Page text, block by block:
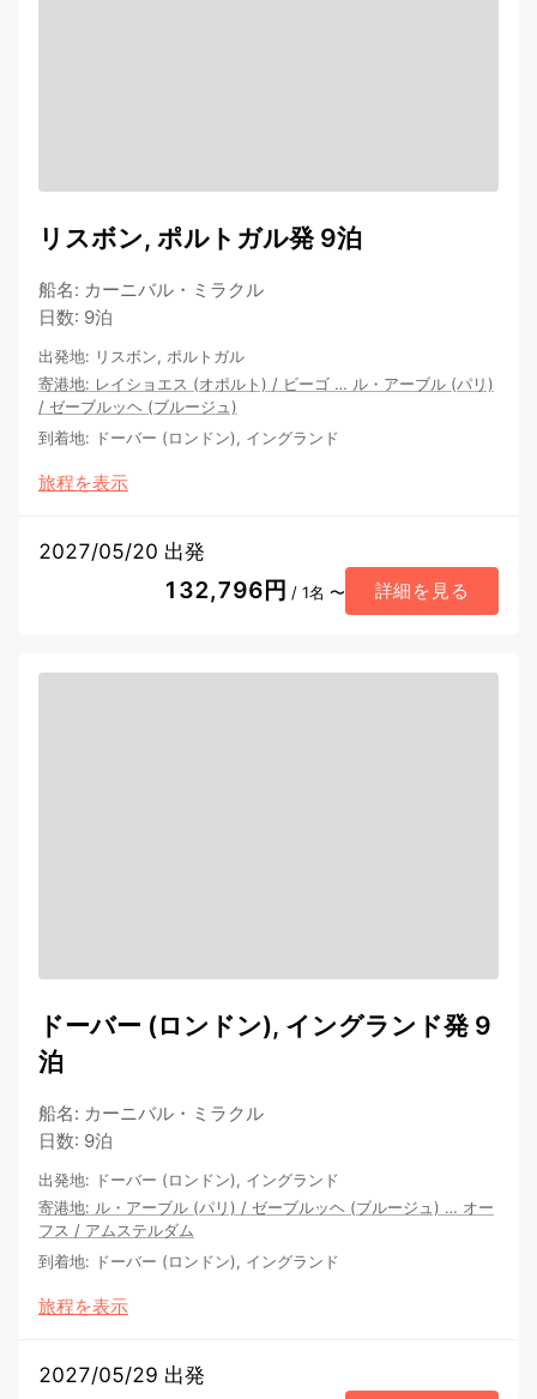
リスボン, ポルトガル発 9泊
船名: カーニバル・ミラクル
日数: 9泊
出発地: リスボン, ポルトガル
寄港地: レイショエス (オポルト) / ビーゴ … ル・アーブル (パリ)
/ ゼーブルッヘ (ブルージュ)
到着地: ドーバー (ロンドン), イングランド
旅程を表示
2027/05/20 出発
132,796円 / 1名 〜 詳細を見る
ドーバー (ロンドン), イングランド発 9
泊
船名: カーニバル・ミラクル
日数: 9泊
出発地: ドーバー (ロンドン), イングランド
寄港地: ル・アーブル (パリ) / ゼーブルッヘ (ブルージュ) … オー
フス / アムステルダム
到着地: ドーバー (ロンドン), イングランド
旅程を表示
2027/05/29 出発